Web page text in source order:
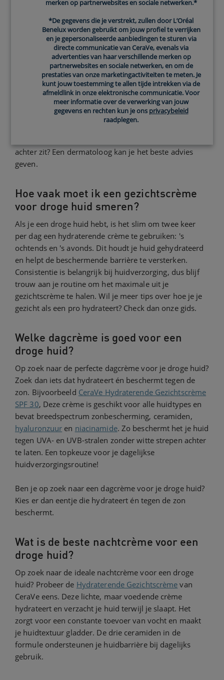
ceramiden? Lees dan'The Ceramides Difference'.
Wat veroorzaakt een droge huid in het
gezicht?
Veel mensen hebben last van een droge huid, maar de
mate en hoe vaak het gebeurt verschilt per persoon.
Zon, kou, droge lucht en te vaak douchen kunnen je
huidbarrière beschadigen, waardoor je huid uitdroogt.
Ben je ouder dan 40? Dan heb je volgens deMayo
achter zit? Een dermatoloog kan je het beste advies
geven.
Hoe vaak moet ik een gezichtscrème
voor droge huid smeren?
Als je een droge huid hebt, is het slim om twee keer
per dag een hydraterende crème te gebruiken: 's
ochtends en 's avonds. Dit houdt je huid gehydrateerd
en helpt de beschermende barrière te versterken.
Consistentie is belangrijk bij huidverzorging, dus blijf
trouw aan je routine om het maximale uit je
gezichtscrème te halen. Wil je meer tips over hoe je je
gezicht als een pro hydrateert? Check dan onze gids.
Welke dagcrème is goed voor een
droge huid?
Op zoek naar de perfecte dagcrème voor je droge huid?
Zoek dan iets dat hydrateert én beschermt tegen de
zon. Bijvoorbeeld CeraVe Hydraterende Gezichtscrème
SPF 30, Deze crème is geschikt voor alle huidtypes en
bevat breedspectrum zonbescherming, ceramiden,
hyaluronzuur en niacinamide. Zo beschermt het je huid
tegen UVA- en UVB-stralen zonder witte strepen achter
te laten. Een topkeuze voor je dagelijkse
huidverzorgingsroutine!
Ben je op zoek naar een dagcrème voor je droge huid?
Kies er dan eentje die hydrateert én tegen de zon
beschermt.
Wat is de beste nachtcrème voor een
droge huid?
Op zoek naar de ideale nachtcrème voor een droge
huid? Probeer de Hydraterende Gezichtscrème van
CeraVe eens. Deze lichte, maar voedende crème
hydrateert en verzacht je huid terwijl je slaapt. Het
zorgt voor een constante toevoer van vocht en maakt
je huidtextuur gladder. De drie ceramiden in de
formule ondersteunen je huidbarrière bij dagelijks
gebruik.
merken op partnerwebsites en sociale netwerken.*
*De gegevens die je verstrekt, zullen door L’Oréal
Benelux worden gebruikt om jouw profiel te verrijken
en je gepersonaliseerde aanbiedingen te sturen via
directe communicatie van CeraVe, evenals via
advertenties van haar verschillende merken op
partnerwebsites en sociale netwerken, en om de
prestaties van onze marketingactiviteiten te meten. Je
kunt jouw toestemming te allen tijde intrekken via de
afmeldlink in onze elektronische communicatie. Voor
meer informatie over de verwerking van jouw
gegevens en rechten kun je ons privacybeleid
raadplegen.